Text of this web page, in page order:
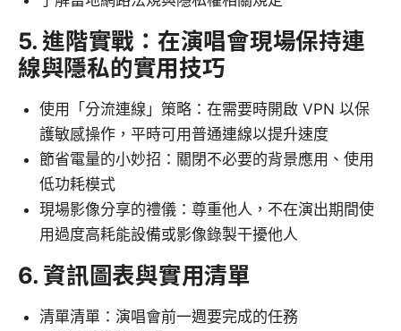
5. 進階實戰：在演唱會現場保持連
線與隱私的實用技巧
使用「分流連線」策略：在需要時開啟 VPN 以保
護敏感操作，平時可用普通連線以提升速度
節省電量的小妙招：關閉不必要的背景應用、使用
低功耗模式
現場影像分享的禮儀：尊重他人，不在演出期間使
用過度高耗能設備或影像錄製干擾他人
6. 資訊圖表與實用清單
清單清單：演唱會前一週要完成的任務